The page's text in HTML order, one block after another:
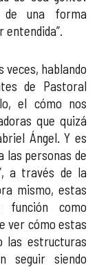
de una forma
veces, hablando
de Pastoral
el cómo nos
que quizá
Ángel. Y es
las personas de
a través de la
mismo, estas
función como
ver cómo estas
las estructuras
seguir siendo